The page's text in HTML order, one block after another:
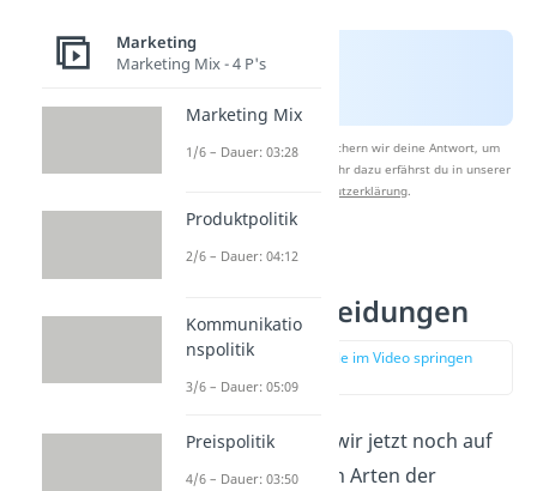
Nach Beantwortung speichern wir deine Antwort, um
Studyflix zu verbessern. Mehr dazu erfährst du in unserer
Datenschutzerklärung.
Kaufentscheidungen
zur Stelle im Video springen
Sehr gut! Gehen wir jetzt noch auf
die verschiedenen Arten der
Marketing
Marketing Mix - 4 P's
Marketing Mix
1/6 – Dauer: 03:28
Produktpolitik
2/6 – Dauer: 04:12
Kommunikatio
nspolitik
3/6 – Dauer: 05:09
Preispolitik
4/6 – Dauer: 03:50